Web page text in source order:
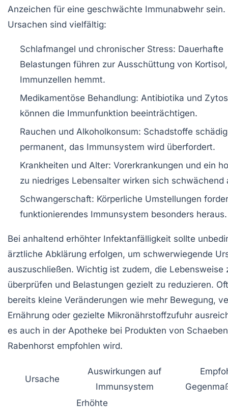
Anzeichen für eine geschwächte Immunabwehr sein.
Ursachen sind vielfältig:
Schlafmangel und chronischer Stress: Dauerhafte
Belastungen führen zur Ausschüttung von
Immunzellen hemmt.
Medikamentöse Behandlung: Antibiotika und
können die Immunfunktion beeinträchtigen.
Rauchen und Alkoholkonsum: Schadstoffe
permanent, das Immunsystem wird überfordert.
Krankheiten und Alter: Vorerkrankungen und ein
zu niedriges Lebensalter wirken sich schwächend
Schwangerschaft: Körperliche Umstellungen
funktionierendes Immunsystem besonders heraus.
Bei anhaltend erhöhter Infektanfälligkeit sollte
ärztliche Abklärung erfolgen, um schwerwiegende
auszuschließen. Wichtig ist zudem, die Lebensweise
überprüfen und Belastungen gezielt zu reduzieren.
bereits kleine Veränderungen wie mehr Bewegung,
Ernährung oder gezielte Mikronährstoffzufuhr
es auch in der Apotheke bei Produkten von
Rabenhorst empfohlen wird.
Ursache
Auswirkungen auf
Immunsystem
Erhöhte